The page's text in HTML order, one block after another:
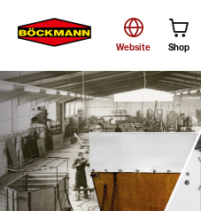
Suche
Website Shop